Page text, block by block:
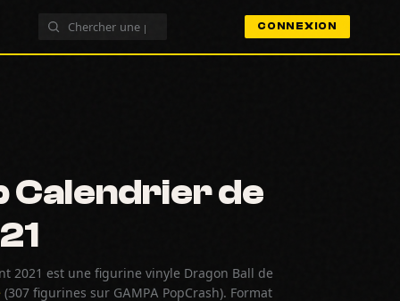
CONNEXION
Calendrier de
2021 est une figurine vinyle Dragon Ball de
(307 figurines sur GAMPA PopCrash). Format